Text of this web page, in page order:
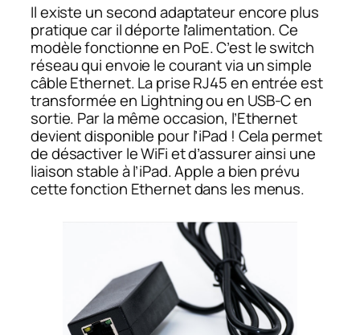
Il existe un second adaptateur encore plus
pratique car il déporte l’alimentation. Ce
modèle fonctionne en PoE. C’est le switch
réseau qui envoie le courant via un simple
câble Ethernet. La prise RJ45 en entrée est
transformée en Lightning ou en USB-C en
sortie. Par la même occasion, l’Ethernet
devient disponible pour l’iPad ! Cela permet
de désactiver le WiFi et d’assurer ainsi une
liaison stable à l’iPad. Apple a bien prévu
cette fonction Ethernet dans les menus.